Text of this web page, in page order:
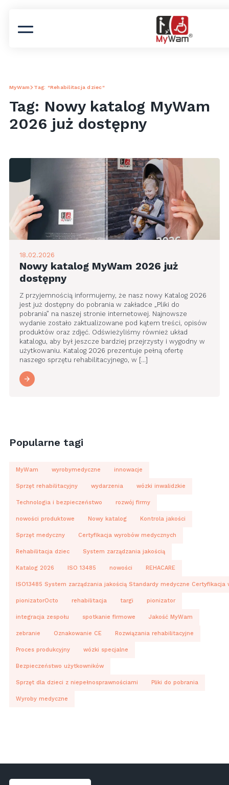
MyWam Tag: "Rehabilitacja dziec"
Tag: Nowy katalog MyWam
2026 już dostępny
18.02.2026
Nowy katalog MyWam 2026 już
dostępny
Z przyjemnością informujemy, że nasz nowy Katalog 2026
jest już dostępny do pobrania w zakładce „Pliki do
pobrania” na naszej stronie internetowej. Najnowsze
wydanie zostało zaktualizowane pod kątem treści, opisów
produktów oraz zdjęć. Odświeżyliśmy również układ
katalogu, aby był jeszcze bardziej przejrzysty i wygodny w
użytkowaniu. Katalog 2026 prezentuje pełną ofertę
naszego sprzętu rehabilitacyjnego, w […]
Popularne tagi
MyWam wyrobymedyczne innowacje
Sprzęt rehabilitacyjny wydarzenia wózki inwalidzkie
Technologia i bezpieczeństwo rozwój firmy
nowości produktowe Nowy katalog Kontrola jakości
Sprzęt medyczny Certyfikacja wyrobów medycznych
Rehabilitacja dziec System zarządzania jakością
Katalog 2026 ISO 13485 nowości REHACARE
ISO13485 System zarządzania jakością Standardy medyczne
pionizatorOcto rehabilitacja targi pionizator
integracja zespołu spotkanie firmowe Jakość MyWam
zebranie Oznakowanie CE Rozwiązania rehabilitacyjne
Proces produkcyjny wózki specjalne
Bezpieczeństwo użytkowników
Sprzęt dla dzieci z niepełnosprawnościami Pliki do pobrania
Wyroby medyczne